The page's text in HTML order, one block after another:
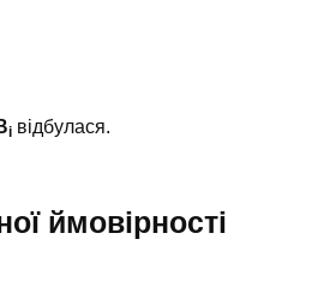
i відбулася.
ймовірності